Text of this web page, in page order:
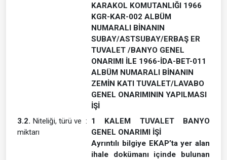
KARAKOL KOMUTANLIĞI 1966
KGR-KAR-002 ALBÜM
NUMARALI BİNANIN
SUBAY/ASTSUBAY/ERBAŞ ER
TUVALET /BANYO GENEL
ONARIMI İLE 1966-İDA-BET-011
ALBÜM NUMARALI BİNANIN
ZEMİN KATI TUVALET/LAVABO
GENEL ONARIMININ YAPILMASI
İŞİ
3.2. Niteliği, türü ve
miktarı
: 1 KALEM TUVALET BANYO
GENEL ONARIMI İŞİ
Ayrıntılı bilgiye EKAP’ta yer alan
ihale dokümanı içinde bulunan